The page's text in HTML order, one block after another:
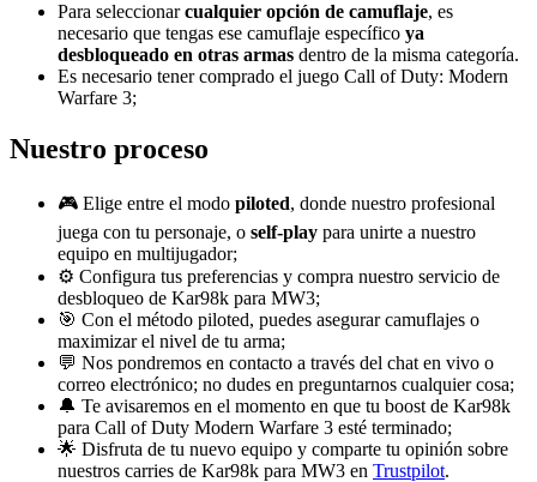
Para seleccionarcualquier opción de camuflaje, es
necesario que tengas ese camuflaje específico ya
desbloqueado en otras armas dentro de la misma categoría.
Es necesario tener comprado el juego Call of Duty: Modern
Warfare 3;
Nuestro proceso
🎮 Elige entre el modo piloted, donde nuestro profesional
juega con tu personaje, o self-play para unirte a nuestro
equipo en multijugador;
⚙️ Configura tus preferencias y compra nuestro servicio de
desbloqueo de Kar98k para MW3;
🎯 Con el método piloted, puedes asegurar camuflajes o
maximizar el nivel de tu arma;
💬 Nos pondremos en contacto a través del chat en vivo o
correo electrónico; no dudes en preguntarnos cualquier cosa;
🔔 Te avisaremos en el momento en que tu boost de Kar98k
para Call of Duty Modern Warfare 3 esté terminado;
🌟 Disfruta de tu nuevo equipo y comparte tu opinión sobre
nuestros carries de Kar98k para MW3 en Trustpilot.